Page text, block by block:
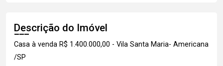
Descrição do Imóvel
Casa à venda R$ 1.400.000,00 - Vila Santa Maria- Americana
/SP